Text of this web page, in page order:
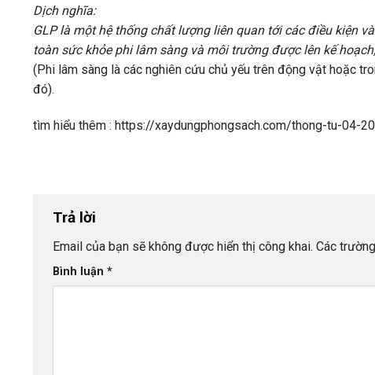
Dịch nghĩa:
GLP là một hệ thống chất lượng liên quan tới các điều kiện
toàn sức khỏe phi lâm sàng và môi trường được lên kế
(Phi lâm sàng là các nghiên cứu chủ yếu trên động vật hoặc
đó).
tìm hiểu thêm : https://xaydungphongsach.com/thong-tu-04-
Trả lời
Email của bạn sẽ không được hiển thị công khai. Các
Bình luận *